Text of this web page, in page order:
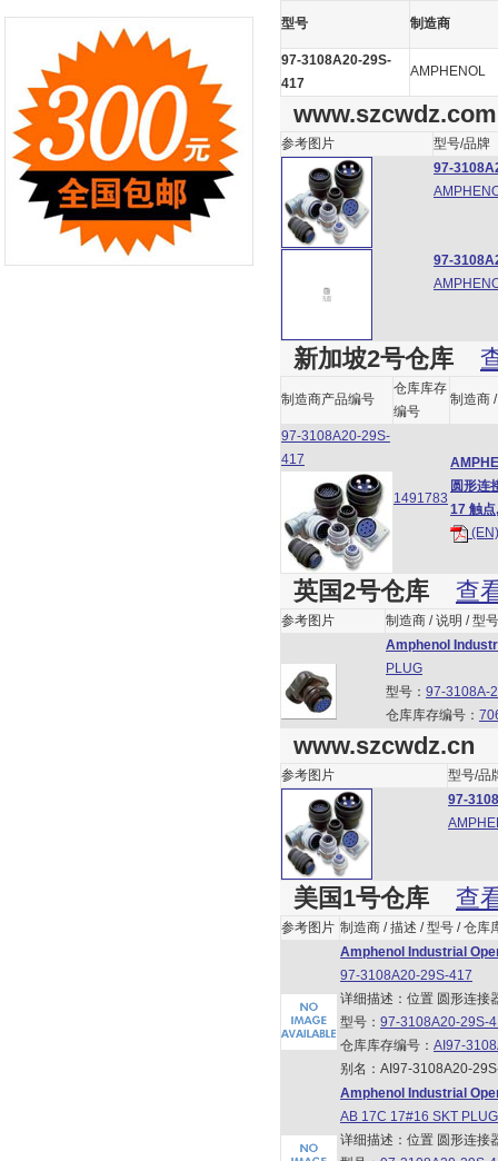
型号 制造商
97-3108A20-29S-
417
AMPHENOL
www.szcwdz.com
参考图片
型号/品牌
97-
97-
新加坡2号仓库
制造商产品编号
仓库库存
编号
制造商
97-3108A20-29S-
417
1491783
圆形连
17 触
(EN)
英国2号仓库 查
参考图片
制造商 / 说明 / 型
Amphenol
PLUG
型号： 97-3108A-
仓库库存编号：
www.szcwdz.cn
参考图片
型号/品
97-
美国1号仓库 查
参考图片 制造商 / 描述 / 型号 / 仓库
Amphenol Industrial
97-3108A20-29S-417
详细描述：位置 圆形连接
型号： 97-3108A20-29S-
仓库库存编号： AI97-
别名：AI97-3108A20-
Amphenol Industrial
AB 17C 17#16 SKT PLUG
详细描述：位置 圆形连接